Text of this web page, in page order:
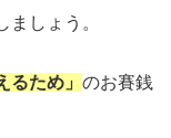
しょう。
ため」 のお賽銭